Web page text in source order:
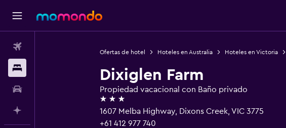
Ofertas de hotel Hoteles en Australia Hoteles en Victoria
Dixiglen Farm
Propiedad vacacional con Baño privado
3 estrellas
1607 Melba Highway, Dixons Creek, VIC 3775
+61 412 977 740